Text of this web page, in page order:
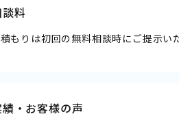
料
もりは初回の無料相談時にご提示い
績・お客様の声